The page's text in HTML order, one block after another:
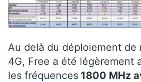
Au delà du déploiement de
4G, Free a été légèrement
les fréquences 1800 MHz